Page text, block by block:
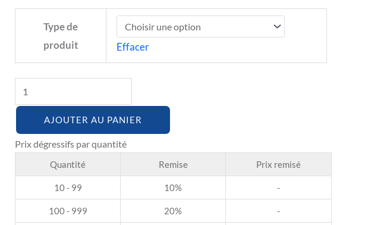
Type de
produit
Effacer
AJOUTER AU PANIER
Quantité Remise Prix remisé
10 - 99 10% -
100 - 999 20% -